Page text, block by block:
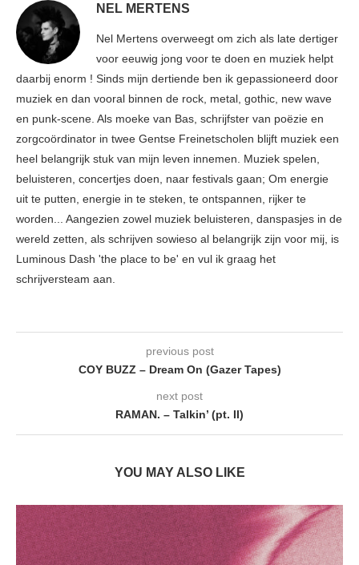
NEL MERTENS
Nel Mertens overweegt om zich als late dertiger
voor eeuwig jong voor te doen en muziek helpt
daarbij enorm ! Sinds mijn dertiende ben ik gepassioneerd door
muziek en dan vooral binnen de rock, metal, gothic, new wave
en punk-scene. Als moeke van Bas, schrijfster van poëzie en
zorgcoördinator in twee Gentse Freinetscholen blijft muziek een
heel belangrijk stuk van mijn leven innemen. Muziek spelen,
beluisteren, concertjes doen, naar festivals gaan; Om energie
uit te putten, energie in te steken, te ontspannen, rijker te
worden... Aangezien zowel muziek beluisteren, danspasjes in de
wereld zetten, als schrijven sowieso al belangrijk zijn voor mij, is
Luminous Dash 'the place to be' en vul ik graag het
schrijversteam aan.
previous post
COY BUZZ – Dream On (Gazer Tapes)
next post
RAMAN. – Talkin’ (pt. II)
YOU MAY ALSO LIKE